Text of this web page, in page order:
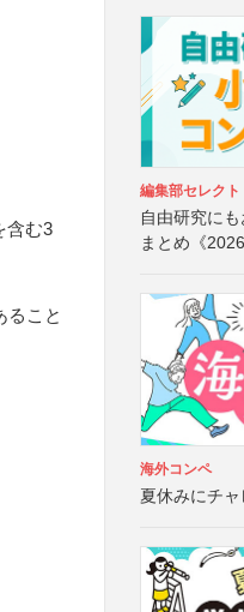
含む3
ること
編集部セレクト
自由研究に
まとめ《2026
海外コンペ
夏休みにチ